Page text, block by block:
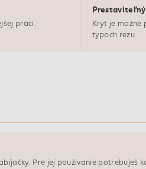
práci.
Kryt je
typoch rezu.
Pre jej používanie potrebuješ